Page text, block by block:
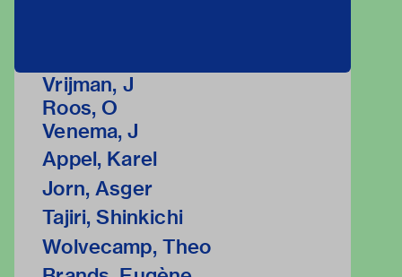
Vrijman, J
Roos, O
Venema, J
Appel, Karel
Jorn, Asger
Tajiri, Shinkichi
Wolvecamp, Theo